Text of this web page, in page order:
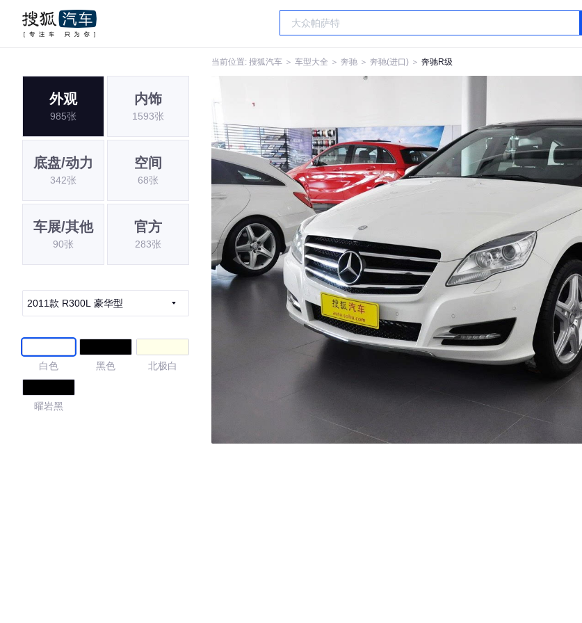
当前位置: 搜狐汽车 ＞ 车型大全 ＞ 奔驰 ＞ 奔驰(进口) ＞ 奔驰R级
外观
985张
内饰
1593张
底盘/动力
342张
空间
68张
车展/其他
90张
官方
283张
2011款 R300L 豪华型
白色 黑色 北极白
曜岩黑